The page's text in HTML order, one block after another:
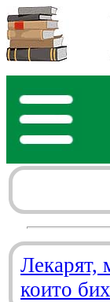
Лекарят,
които